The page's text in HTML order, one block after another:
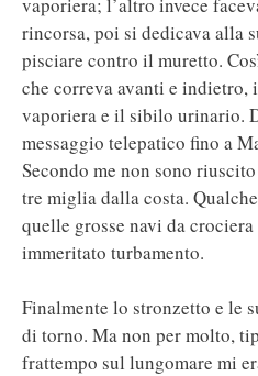
rincorsa, poi si dedicava alla
pisciare contro il muretto.
che correva avanti e indietro,
vaporiera e il sibilo urinario.
messaggio telepatico fino a
Secondo me non sono
tre miglia dalla costa.
quelle grosse navi da
immeritato turbamento.
Finalmente lo stronzetto e le
di torno. Ma non per molto,
frattempo sul lungomare mi